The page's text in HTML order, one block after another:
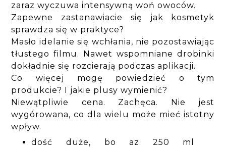
zaraz wyczuwa intensywną woń owoców.
Zapewne zastanawiacie się jak kosmetyk
sprawdza się w praktyce?
Masło idelanie się wchłania, nie pozostawiając
tłustego filmu. Nawet wspomniane drobinki
dokładnie się rozcierają podczas aplikacji.
Co więcej mogę powiedzieć o tym
produkcie? I jakie plusy wymienić?
Niewątpliwie cena. Zachęca. Nie jest
wygórowana, co dla wielu może mieć istotny
wpływ.
dość duże, bo az 250 ml